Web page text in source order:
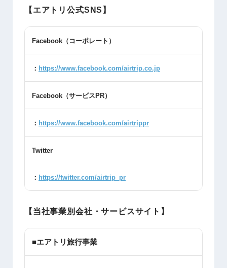
【エアトリ公式SNS】
Facebook （コーポレート）
： https://www.facebook.com/airtrip.co.jp
Facebook （サービス PR）
： https://www.facebook.com/airtrippr
Twitter
： https://twitter.com/airtrip_pr
【当社事業別会社・サービスサイト】
■エアトリ旅行事業